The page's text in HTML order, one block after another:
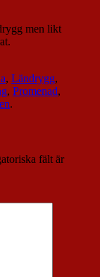
men likt
, Ländrygg,
, Promenad,
.
fält är